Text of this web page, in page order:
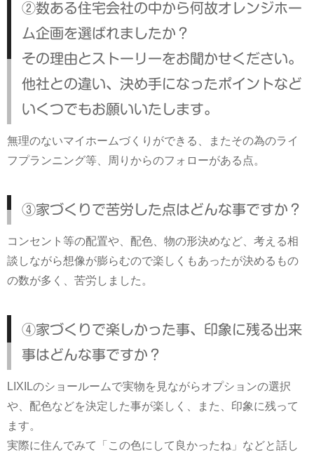
②数ある住宅会社の中から何故オレンジホー
ム企画を選ばれましたか？
その理由とストーリーをお聞かせください。
他社との違い、決め手になったポイントなど
いくつでもお願いいたします。
無理のないマイホームづくりができる、またその為のライ
フプランニング等、周りからのフォローがある点。
③家づくりで苦労した点はどんな事ですか？
コンセント等の配置や、配色、物の形決めなど、考える相
談しながら想像が膨らむので楽しくもあったが決めるもの
の数が多く、苦労しました。
④家づくりで楽しかった事、印象に残る出来
事はどんな事ですか？
LIXILのショールームで実物を見ながらオプションの選択
や、配色などを決定した事が楽しく、また、印象に残って
ます。
実際に住んでみて「この色にして良かったね」などと話し